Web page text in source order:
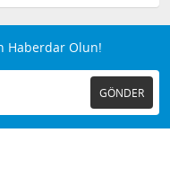
Haberdar Olun!
GÖNDER